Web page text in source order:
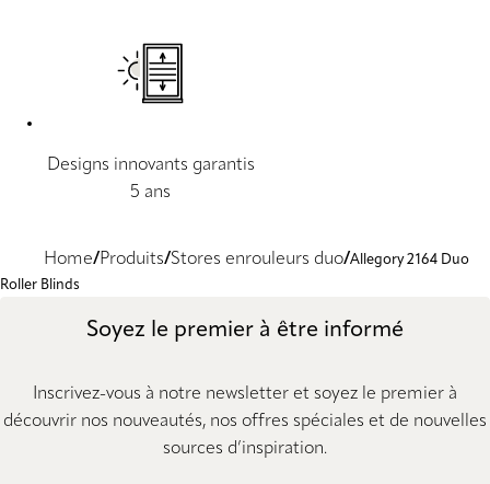
Designs innovants garantis
5 ans
Home Produits Stores enrouleurs duo Allegory 2164 Duo
Roller Blinds
Soyez le premier à être informé
Inscrivez-vous à notre newsletter et soyez le premier à
découvrir nos nouveautés, nos offres spéciales et de nouvelles
sources d’inspiration.